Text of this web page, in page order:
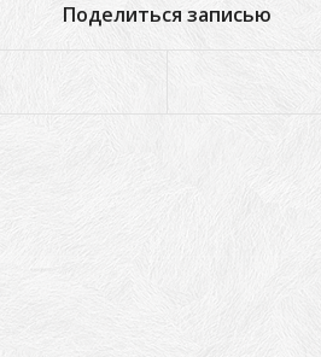
Поделиться записью